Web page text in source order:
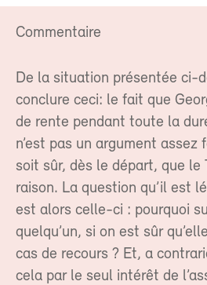
Commentaire
De la situation présentée ci-
conclure ceci: le fait que
de rente pendant toute la
n’est pas un argument assez
soit sûr, dès le départ, que le
raison. La question qu’il est
est alors celle-ci : pourquoi
quelqu’un, si on est sûr
cas de recours ? Et, a
cela par le seul intérêt de